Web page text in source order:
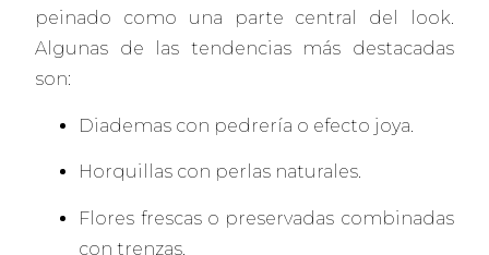
peinado como una parte central del look.
Algunas de las tendencias más destacadas
son:
Diademas con pedrería o efecto joya.
Horquillas con perlas naturales.
Flores frescas o preservadas combinadas
con trenzas.